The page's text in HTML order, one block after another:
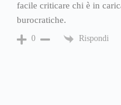
facile criticare chi è in
burocratiche.
0 Rispondi